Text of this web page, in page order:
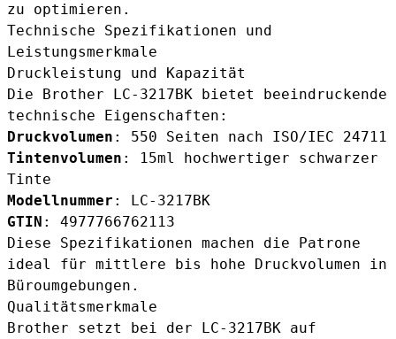
zu optimieren.
Technische Spezifikationen und
Leistungsmerkmale
Druckleistung und Kapazität
Die Brother LC-3217BK bietet beeindruckende
technische Eigenschaften:
Druckvolumen : 550 Seiten nach ISO/IEC 24711
Tintenvolumen : 15ml hochwertiger schwarzer
Tinte
Modellnummer : LC-3217BK
GTIN : 4977766762113
Diese Spezifikationen machen die Patrone
ideal für mittlere bis hohe Druckvolumen in
Büroumgebungen.
Qualitätsmerkmale
Brother setzt bei der LC-3217BK auf